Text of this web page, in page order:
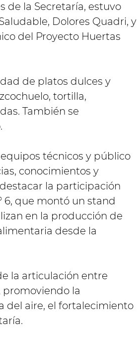
de la Secretaría, estuvo
Dolores Quadri, y
del Proyecto Huertas
de platos dulces y
tortilla,
También se
técnicos y público
conocimientos y
la participación
6, que montó un stand
en la producción de
desde la
la articulación entre
la
del aire, el fortalecimiento